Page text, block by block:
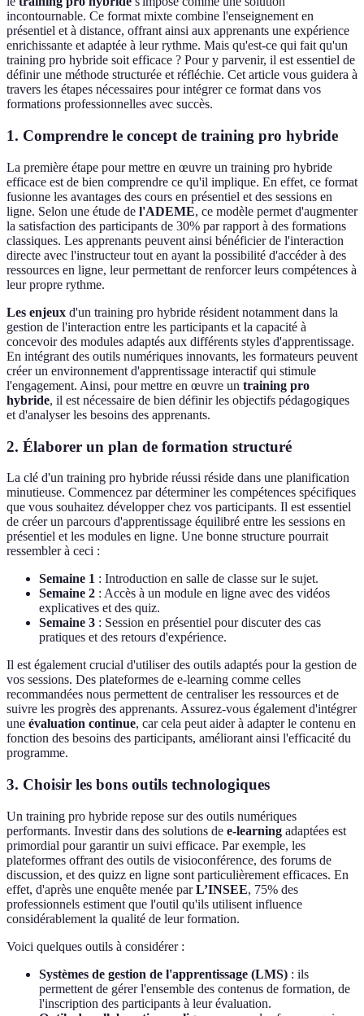
incontournable. Ce format mixte combine l'enseignement en
présentiel et à distance, offrant ainsi aux apprenants une expérience
enrichissante et adaptée à leur rythme. Mais qu'est-ce qui fait qu'un
training pro hybride soit efficace ? Pour y parvenir, il est essentiel de
définir une méthode structurée et réfléchie. Cet article vous guidera à
travers les étapes nécessaires pour intégrer ce format dans vos
formations professionnelles avec succès.
1. Comprendre le concept de training pro hybride
La première étape pour mettre en œuvre un training pro hybride
efficace est de bien comprendre ce qu'il implique. En effet, ce format
fusionne les avantages des cours en présentiel et des sessions en
ligne. Selon une étude de l'ADEME, ce modèle permet d'augmenter
la satisfaction des participants de 30% par rapport à des formations
classiques. Les apprenants peuvent ainsi bénéficier de l'interaction
directe avec l'instructeur tout en ayant la possibilité d'accéder à des
ressources en ligne, leur permettant de renforcer leurs compétences à
leur propre rythme.
Les enjeux d'un training pro hybride résident notamment dans la
gestion de l'interaction entre les participants et la capacité à
concevoir des modules adaptés aux différents styles d'apprentissage.
En intégrant des outils numériques innovants, les formateurs peuvent
créer un environnement d'apprentissage interactif qui stimule
l'engagement. Ainsi, pour mettre en œuvre un training pro
hybride, il est nécessaire de bien définir les objectifs pédagogiques
et d'analyser les besoins des apprenants.
2. Élaborer un plan de formation structuré
La clé d'un training pro hybride réussi réside dans une planification
minutieuse. Commencez par déterminer les compétences spécifiques
que vous souhaitez développer chez vos participants. Il est essentiel
de créer un parcours d'apprentissage équilibré entre les sessions en
présentiel et les modules en ligne. Une bonne structure pourrait
ressembler à ceci :
Semaine 1 : Introduction en salle de classe sur le sujet.
Semaine 2 : Accès à un module en ligne avec des vidéos
explicatives et des quiz.
Semaine 3 : Session en présentiel pour discuter des cas
pratiques et des retours d'expérience.
Il est également crucial d'utiliser des outils adaptés pour la gestion de
vos sessions. Des plateformes de e-learning comme celles
recommandées nous permettent de centraliser les ressources et de
suivre les progrès des apprenants. Assurez-vous également d'intégrer
une évaluation continue, car cela peut aider à adapter le contenu en
fonction des besoins des participants, améliorant ainsi l'efficacité du
programme.
3. Choisir les bons outils technologiques
Un training pro hybride repose sur des outils numériques
performants. Investir dans des solutions de e-learning adaptées est
primordial pour garantir un suivi efficace. Par exemple, les
plateformes offrant des outils de visioconférence, des forums de
discussion, et des quizz en ligne sont particulièrement efficaces. En
effet, d'après une enquête menée parL’INSEE, 75% des
professionnels estiment que l'outil qu'ils utilisent influence
considérablement la qualité de leur formation.
Voici quelques outils à considérer :
Systèmes de gestion de l'apprentissage (LMS) : ils
permettent de gérer l'ensemble des contenus de formation, de
l'inscription des participants à leur évaluation.